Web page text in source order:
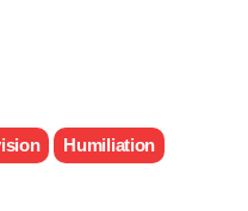
Humiliation